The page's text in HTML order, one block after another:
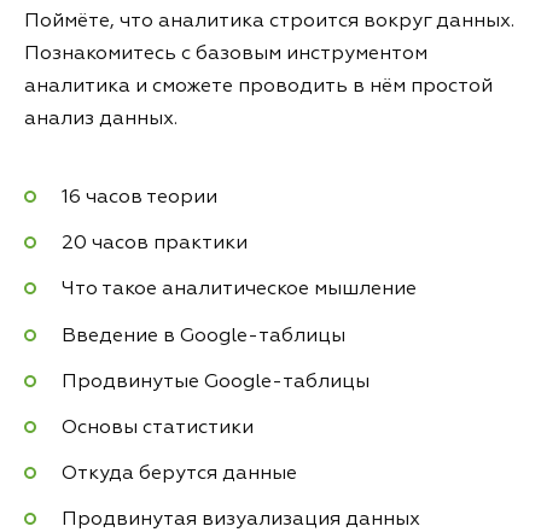
Поймёте, что аналитика строится вокруг данных.
Познакомитесь с базовым инструментом
аналитика и сможете проводить в нём простой
анализ данных.
16 часов теории
20 часов практики
Что такое аналитическое мышление
Введение в Google-таблицы
Продвинутые Google-таблицы
Основы статистики
Откуда берутся данные
Продвинутая визуализация данных